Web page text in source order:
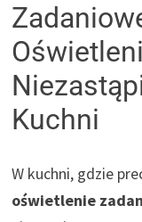
Kuchni
W kuchni, gdzie
oświetlenie